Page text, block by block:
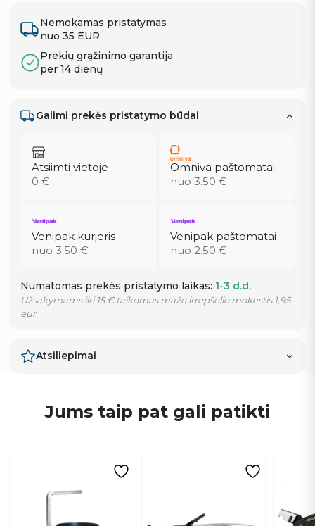
Nemokamas pristatymas
nuo 35 EUR
Prekių grąžinimo garantija
per 14 dienų
Galimi prekės pristatymo būdai
Atsiimti vietoje
0 €
Omniva paštomatai
nuo 3.50 €
Venipak kurjeris
nuo 3.50 €
Venipak paštomatai
nuo 2.50 €
Numatomas prekės pristatymo laikas: 1-3 d.d.
Užsakymams iki 15 € taikomas mažo krepšelio mokestis 1,95
eur
Atsiliepimai
Jums taip pat gali patikti